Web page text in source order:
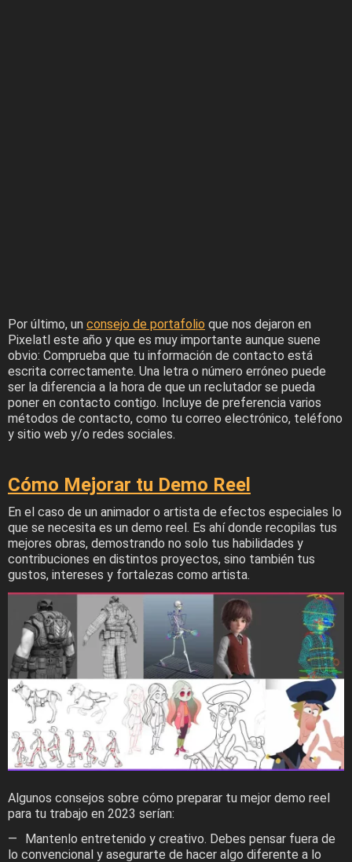
Por último, un consejo de portafolio que nos dejaron en
Pixelatl este año y que es muy importante aunque suene
obvio: Comprueba que tu información de contacto está
escrita correctamente. Una letra o número erróneo puede
ser la diferencia a la hora de que un reclutador se pueda
poner en contacto contigo. Incluye de preferencia varios
métodos de contacto, como tu correo electrónico, teléfono
y sitio web y/o redes sociales.
Cómo Mejorar tu Demo Reel
En el caso de un animador o artista de efectos especiales lo
que se necesita es un demo reel. Es ahí donde recopilas tus
mejores obras, demostrando no solo tus habilidades y
contribuciones en distintos proyectos, sino también tus
gustos, intereses y fortalezas como artista.
Algunos consejos sobre cómo preparar tu mejor demo reel
para tu trabajo en 2023 serían:
Mantenlo entretenido y creativo. Debes pensar fuera de
lo convencional y asegurarte de hacer algo diferente a lo